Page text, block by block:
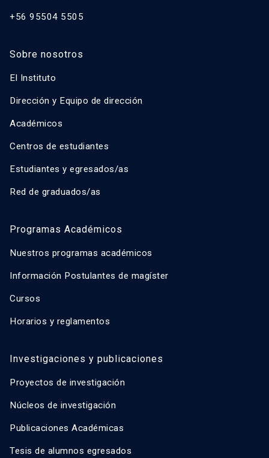
+56 95504 5505
Sobre nosotros
El Instituto
Dirección y Equipo de dirección
Académicos
Centros de estudiantes
Estudiantes y egresados/as
Red de graduados/as
Programas Académicos
Nuestros programas académicos
Información Postulantes de magíster
Cursos
Horarios y reglamentos
Investigaciones y publicaciones
Proyectos de investigación
Núcleos de investigación
Publicaciones Académicas
Tesis de alumnos egresados